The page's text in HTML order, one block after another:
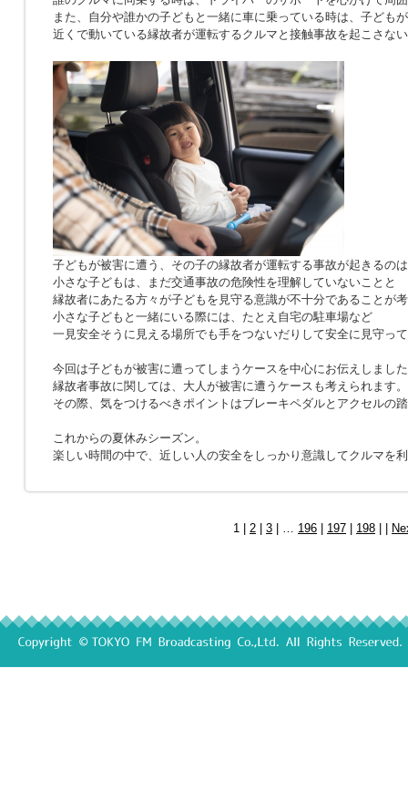
また、自分や誰かの子どもと一緒に車に乗っている時は、子ども
近くで動いている縁故者が運転するクルマと接触事故を起こさな
子どもが被害に遭う、その子の縁故者が運転する事故が起きるの
小さな子どもは、まだ交通事故の危険性を理解していないことと
縁故者にあたる方々が子どもを見守る意識が不十分であることが
小さな子どもと一緒にいる際には、たとえ自宅の駐車場など
一見安全そうに見える場所でも手をつないだりして安全に見守っ
今回は子どもが被害に遭ってしまうケースを中心にお伝えしまし
縁故者事故に関しては、大人が被害に遭うケースも考えられます。
その際、気をつけるべきポイントはブレーキペダルとアクセルの
これからの夏休みシーズン。
楽しい時間の中で、近しい人の安全をしっかり意識してクルマを
1 | 2 3 | … 196 197 198